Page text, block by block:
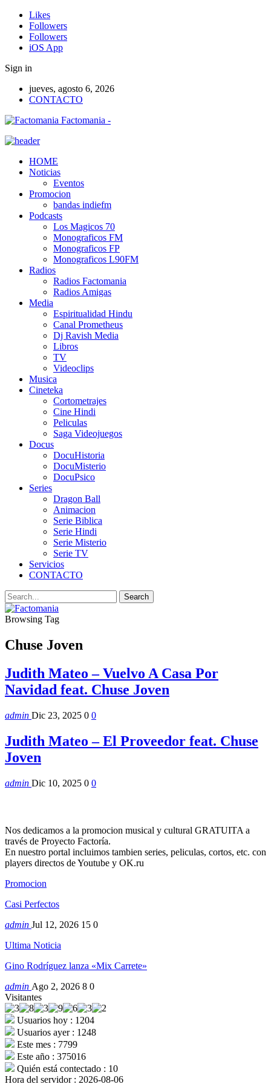
Likes
Followers
Followers
iOS App
Sign in
jueves, agosto 6, 2026
CONTACTO
Factomania -
HOME
Noticias
Eventos
Promocion
bandas indiefm
Podcasts
Los Magicos 70
Monograficos FM
Monograficos FP
Monograficos L90FM
Radios
Radios Factomania
Radios Amigas
Media
Espiritualidad Hindu
Canal Prometheus
Dj Ravish Media
Libros
TV
Videoclips
Musica
Cineteka
Cortometrajes
Cine Hindi
Peliculas
Saga Videojuegos
Docus
DocuHistoria
DocuMisterio
DocuPsico
Series
Dragon Ball
Animacion
Serie Biblica
Serie Hindi
Serie Misterio
Serie TV
Servicios
CONTACTO
Browsing Tag
Chuse Joven
Judith Mateo – Vuelvo A Casa Por
Navidad feat. Chuse Joven
admin Dic 23, 2025 0 0
Judith Mateo – El Proveedor feat. Chuse
Joven
admin Dic 10, 2025 0 0
Nos dedicamos a la promocion musical y cultural GRATUITA a
través de Proyecto Factoría.
En nuestro portal incluimos tambien series, peliculas, cortos, etc. con
players directos de Youtube y OK.ru
Promocion
Casi Perfectos
admin Jul 12, 2026 15 0
Ultima Noticia
Gino Rodríguez lanza «Mix Carrete»
admin Ago 2, 2026 8 0
Visitantes
Usuarios hoy : 1204
Usuarios ayer : 1248
Este mes : 7799
Este año : 375016
Quién está contectado : 10
Hora del servidor : 2026-08-06